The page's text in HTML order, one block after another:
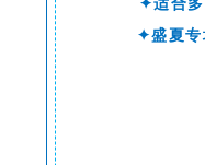
✦适合
✦盛夏专